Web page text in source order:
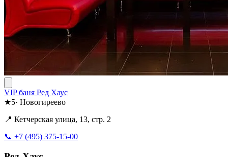
VIP баня Ред Хаус
★5· Новогиреево
📍 Кетчерская улица, 13, стр. 2
📞 +7 (495) 375-15-00